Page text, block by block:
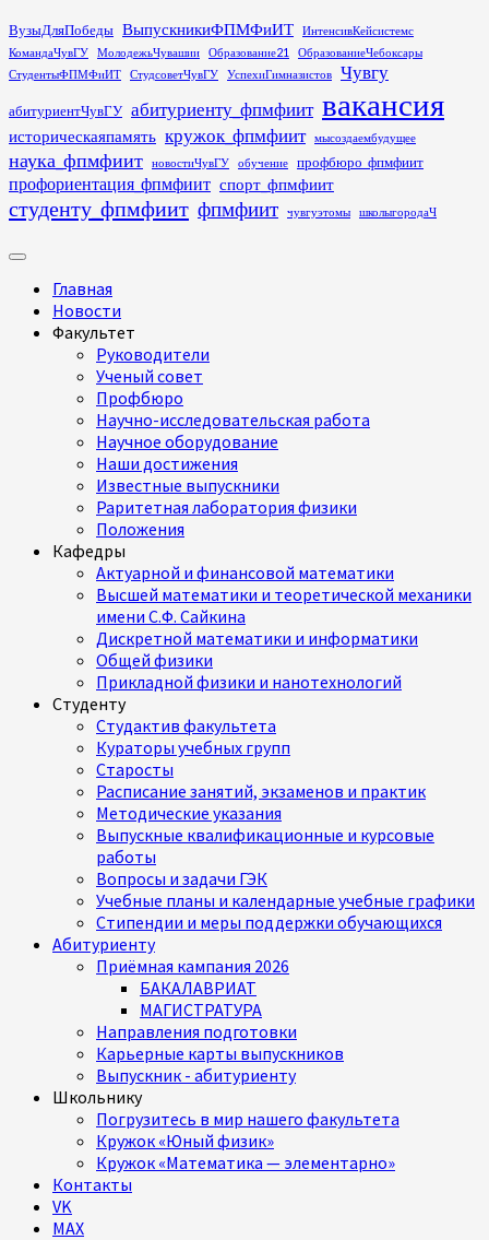
Перейти
к
содержимому
ВузыДляПобеды ВыпускникиФПМФиИТ
ИнтенсивКейсистемс
КомандаЧувГУ
МолодежьЧувашии Образование21
ОбразованиеЧебоксары
СтудентыФПМФиИТ
СтудсоветЧувГУ УспехиГимназистов Чувгу
абитуриентЧувГУ абитуриенту_фпмфиит вакансия
историческаяпамять кружок_фпмфиит мысоздаембудущее
наука_фпмфиит новостиЧувГУ обучение профбюро_фпмфиит
профориентация_фпмфиит спорт_фпмфиит
студенту_фпмфиит фпмфиит чувгуэтомы школыгородаЧ
Основное
Главная
Новости
Факультет
Руководители
Ученый совет
Профбюро
Научно-исследовательская работа
Научное оборудование
Наши достижения
Известные выпускники
Раритетная лаборатория физики
Положения
Кафедры
Актуарной и финансовой математики
Высшей математики и теоретической механики
имени С.Ф. Сайкина
Дискретной математики и информатики
Общей физики
Прикладной физики и нанотехнологий
Студенту
Студактив факультета
Кураторы учебных групп
Старосты
Расписание занятий, экзаменов и практик
Методические указания
Выпускные квалификационные и курсовые
работы
Вопросы и задачи ГЭК
Учебные планы и календарные учебные графики
Стипендии и меры поддержки обучающихся
Абитуриенту
Приёмная кампания 2026
БАКАЛАВРИАТ
МАГИСТРАТУРА
Направления подготовки
Карьерные карты выпускников
Выпускник - абитуриенту
Школьнику
Погрузитесь в мир нашего факультета
Кружок «Юный физик»
Кружок «Математика — элементарно»
Контакты
VK
MAX